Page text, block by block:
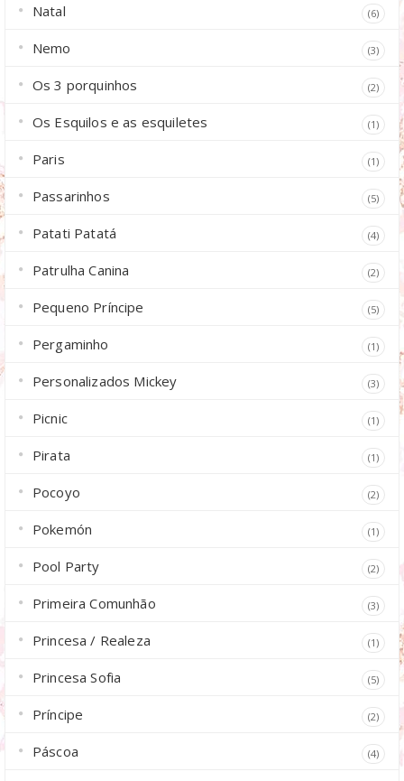
Natal (6)
Nemo (3)
Os 3 porquinhos (2)
Os Esquilos e as esquiletes (1)
Paris (1)
Passarinhos (5)
Patati Patatá (4)
Patrulha Canina (2)
Pequeno Príncipe (5)
Pergaminho (1)
Personalizados Mickey (3)
Picnic (1)
Pirata (1)
Pocoyo (2)
Pokemón (1)
Pool Party (2)
Primeira Comunhão (3)
Princesa / Realeza (1)
Princesa Sofia (5)
Príncipe (2)
Páscoa (4)